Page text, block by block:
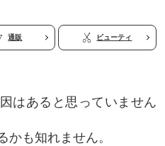
通販 ビューティ
はあると思っていません
かも知れません。